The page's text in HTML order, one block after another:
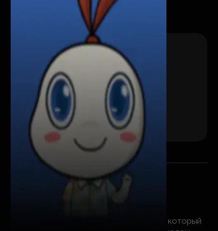
Создали яркого и узнаваемого маскота, который